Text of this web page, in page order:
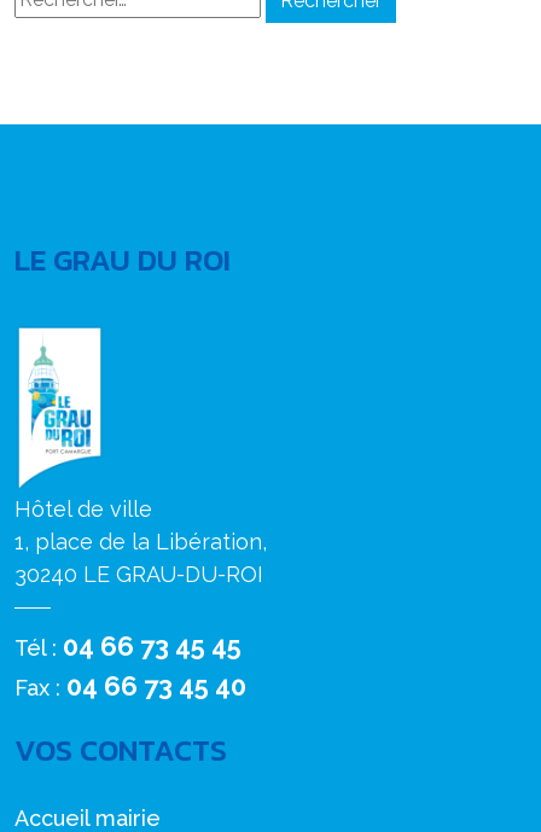
LE GRAU DU ROI
Hôtel de ville
1, place de la Libération,
30240 LE GRAU-DU-ROI
Tél : 04 66 73 45 45
Fax : 04 66 73 45 40
VOS CONTACTS
Accueil mairie